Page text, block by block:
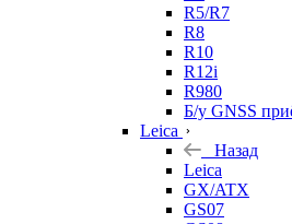
R5/R7
R8
R10
R12i
R980
Б/у GNSS
Leica
Назад
Leica
GX/ATX
GS07